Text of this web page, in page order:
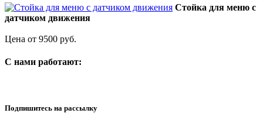
Стойка для меню с
датчиком движения
Цена от 9500 руб.
C нами работают:
Подпишитесь на рассылку